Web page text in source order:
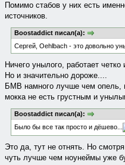
Помимо стабов у них есть
источников.
Boostaddict писал(а):
Сергей, Oehlbach - это довольно
Ничего унылого, работает
Но и значительно дороже....
БМВ намного лучше чем опель,
мокка не есть грустным и
Boostaddict писал(а):
Было бы все так просто и дёшево...
Это да, тут не отнять. Но
чуть лучше чем ноунеймы уже